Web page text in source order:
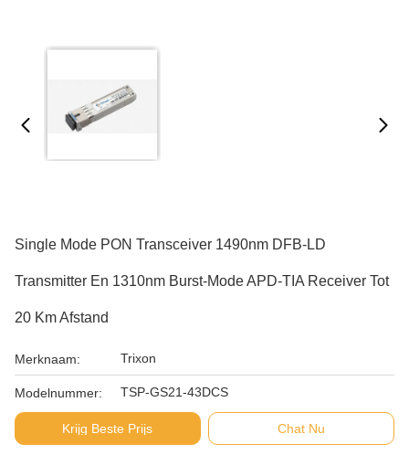
Single Mode PON Transceiver 1490nm DFB-LD
Transmitter En 1310nm Burst-Mode APD-TIA Receiver Tot
20 Km Afstand
Merknaam: Trixon
Modelnummer: TSP-GS21-43DCS
Krijg Beste Prijs Chat Nu